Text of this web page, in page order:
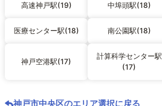
高速神戸駅(19) 中埠頭駅(18)
医療センター駅(18) 南公園駅(18)
神戸空港駅(17)
計算科学センター駅
(17)
神戸市中央区のエリア選択に戻る